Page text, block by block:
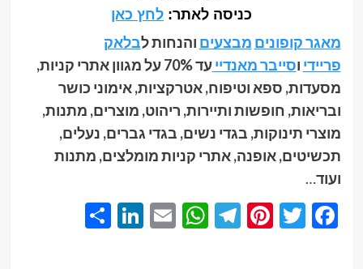
כניסה לאתר: לחץ כאן
מאגר קופונים מבצעים והנחות לבלאק
פריידי וסייבר מאנדיי
עד 70% על מגוון אתרי קניות,
מסעדות, ספא וטיפוח, אטרקציות, אימוני כושר
ובריאות, חופשות ותיירות, ריהוט, מוצרים, מתנות,
מוצרי תינוקות, בגדי נשים, בגדי גברים, נעלים,
תכשיטים, אופנה, אתרי קניות מומלצים, מתנות
ועוד…
Facebook
Twitter
Pinterest
Telegram
WhatsApp
Email
LinkedIn